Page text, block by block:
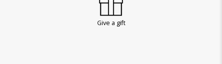
Give a gift